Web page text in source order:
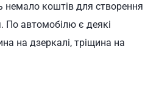
немало коштів для створення
По автомобілю є деякі
на дзеркалі, тріщина на